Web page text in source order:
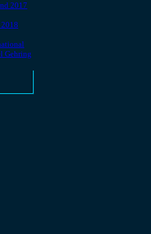
2017
Gehring